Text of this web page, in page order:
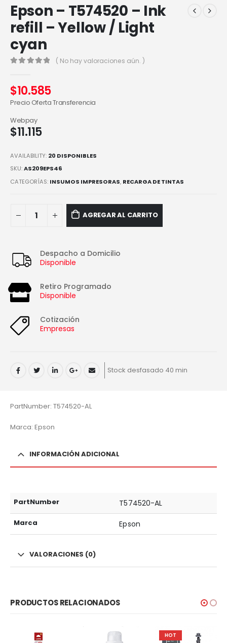
Epson – T574520 – Ink
refill – Yellow / Light
cyan
( No hay valoraciones aún. )
$10.585
Precio Oferta Transferencia
$11.115
Webpay
AVAILABILITY: 20 DISPONIBLES
SKU:AS209EPS46
CATEGORÍAS: INSUMOS IMPRESORAS, RECARGA DE TINTAS
AGREGAR AL CARRITO
Despacho a Domicilio
Disponible
Retiro Programado
Disponible
Cotización
Empresas
Stock desfasado 40 min
PartNumber: T574520-AL
Marca: Epson
INFORMACIÓN ADICIONAL
PartNumber T574520-AL
Marca Epson
VALORACIONES (0)
PRODUCTOS RELACIONADOS
HOT